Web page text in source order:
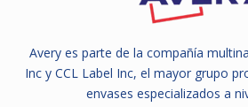
Avery es parte de la compañía
Inc y CCL Label Inc, el mayor grupo
envases especializados a